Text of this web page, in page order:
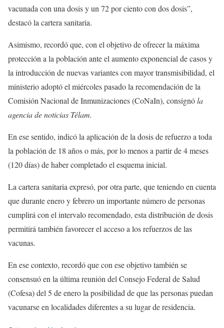
vacunada con una dosis y un 72 por ciento con dos dosis”,
destacó la cartera sanitaria.
Asimismo, recordó que, con el objetivo de ofrecer la máxima
protección a la población ante el aumento exponencial de casos y
la introducción de nuevas variantes con mayor transmisibilidad, el
ministerio adoptó el miércoles pasado la recomendación de la
Comisión Nacional de Inmunizaciones (CoNaIn), consignóla
agencia de noticias Télam.
En ese sentido, indicó la aplicación de la dosis de refuerzo a toda
la población de 18 años o más, por lo menos a partir de 4 meses
(120 días) de haber completado el esquema inicial.
La cartera sanitaria expresó, por otra parte, que teniendo en cuenta
que durante enero y febrero un importante número de personas
cumplirá con el intervalo recomendado, esta distribución de dosis
permitirá también favorecer el acceso a los refuerzos de las
vacunas.
En ese contexto, recordó que con ese objetivo también se
consensuó en la última reunión del Consejo Federal de Salud
(Cofesa) del 5 de enero la posibilidad de que las personas puedan
vacunarse en localidades diferentes a su lugar de residencia.